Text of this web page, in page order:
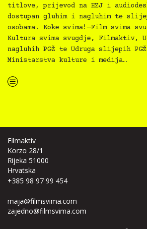
titlove, prijevod na HZJ i
dostupan gluhim i nagluhim te
osobama. Koke svima!—Film svima
Kultura svima svugdje, Filmaktiv,
nagluhih PGŽ te Udruga slijepih
Ministarstva kulture i medija…
“Koke svima — inkluzivna Film svima x Kino Mediteran projekcija u Ljetnom kinu Bačvice”
Filmaktiv
Korzo 28/1
Rijeka 51000
Hrvatska
+385 98 97 99 454
maja@filmsvima.com
zajedno@filmsvima.com